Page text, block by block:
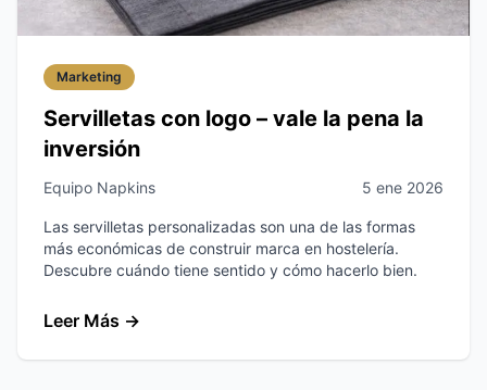
Marketing
Servilletas con logo – vale la pena la
inversión
Equipo Napkins 5 ene 2026
Las servilletas personalizadas son una de las formas
más económicas de construir marca en hostelería.
Descubre cuándo tiene sentido y cómo hacerlo bien.
Leer Más →